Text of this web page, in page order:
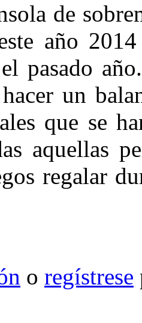
de
año
pasado
un
que se
aquellas
regalar
o regístrese